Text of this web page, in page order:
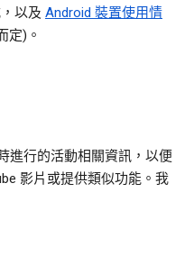
以及 Android 裝置使用情
定)。
進行的活動相關資訊，以便
影片或提供類似功能。我